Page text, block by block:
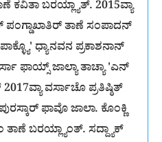
ಕವಿತಾ ಬರಯ್ಲ್ಯಾತ್. 2015ವ್ಯಾ
ತಾಣೆ ಸಂಪಾದನ್
ಧ್ಯಾನವನ ಪ್ರಕಾಶನಾನ್
ಫಾಯ್ಸ್ ಜಾಲ್ಯಾ ತಾಚ್ಯಾ 'ಎನ್
ವರ್ಸಾಚೊ ಪ್ರತಿಷ್ಠಿತ್
ಫಾವೊ ಜಾಲಾ. ಕೊಂಕ್ಣಿ
ಬರಯ್ಲ್ಯಾಂತ್. ಸದ್ದ್ಯಾಕ್